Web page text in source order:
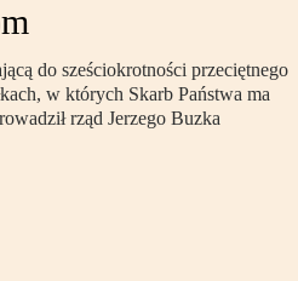
do sześciokrotności przeciętnego
w których Skarb Państwa ma
rząd Jerzego Buzka